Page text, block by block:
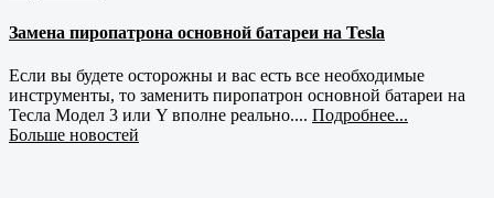
Замена пиропатрона основной батареи на Tesla
Если вы будете осторожны и вас есть все необходимые
инструменты, то заменить пиропатрон основной батареи на
Тесла Модел 3 или Y вполне реально.... Подробнее...
Больше новостей